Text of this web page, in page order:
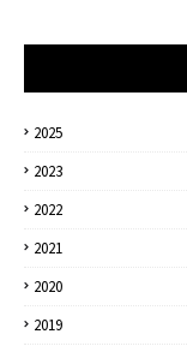
2025
2023
2022
2021
2020
2019